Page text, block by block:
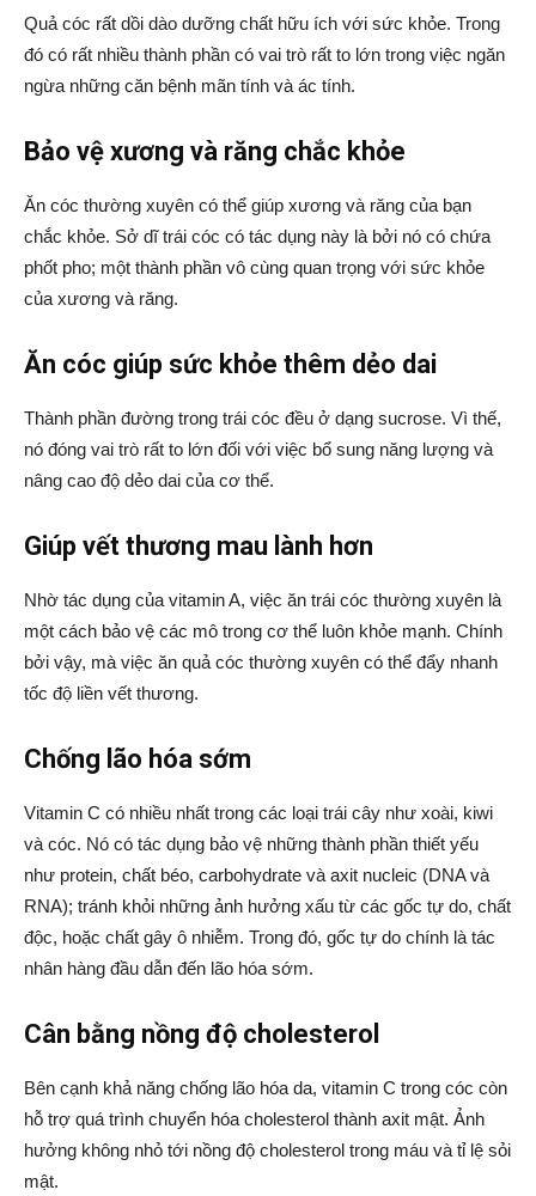
Quả cóc rất dồi dào dưỡng chất hữu ích với sức khỏe. Trong
đó có rất nhiều thành phần có vai trò rất to lớn trong việc ngăn
ngừa những căn bệnh mãn tính và ác tính.
Bảo vệ xương và răng chắc khỏe
Ăn cóc thường xuyên có thể giúp xương và răng của bạn
chắc khỏe. Sở dĩ trái cóc có tác dụng này là bởi nó có chứa
phốt pho; một thành phần vô cùng quan trọng với sức khỏe
của xương và răng.
Ăn cóc giúp sức khỏe thêm dẻo dai
Thành phần đường trong trái cóc đều ở dạng sucrose. Vì thế,
nó đóng vai trò rất to lớn đối với việc bổ sung năng lượng và
nâng cao độ dẻo dai của cơ thể.
Giúp vết thương mau lành hơn
Nhờ tác dụng của vitamin A, việc ăn trái cóc thường xuyên là
một cách bảo vệ các mô trong cơ thể luôn khỏe mạnh. Chính
bởi vậy, mà việc ăn quả cóc thường xuyên có thể đẩy nhanh
tốc độ liền vết thương.
Chống lão hóa sớm
Vitamin C có nhiều nhất trong các loại trái cây như xoài, kiwi
và cóc. Nó có tác dụng bảo vệ những thành phần thiết yếu
như protein, chất béo, carbohydrate và axit nucleic (DNA và
RNA); tránh khỏi những ảnh hưởng xấu từ các gốc tự do, chất
độc, hoặc chất gây ô nhiễm. Trong đó, gốc tự do chính là tác
nhân hàng đầu dẫn đến lão hóa sớm.
Cân bằng nồng độ cholesterol
Bên cạnh khả năng chống lão hóa da, vitamin C trong cóc còn
hỗ trợ quá trình chuyển hóa cholesterol thành axit mật. Ảnh
hưởng không nhỏ tới nồng độ cholesterol trong máu và tỉ lệ sỏi
mật.